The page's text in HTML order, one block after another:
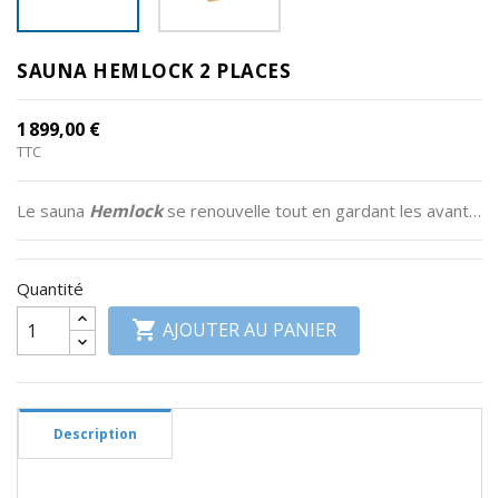
RSV
Plancher
Pelvien
Informations
SAUNA HEMLOCK 2 PLACES
1 899,00 €
TTC
Le sauna Hemlock se renouvelle tout en gardant les avantages qui ont fait son succès. Les émetteurs infrarouges de
Quantité
 AJOUTER AU PANIER
Description